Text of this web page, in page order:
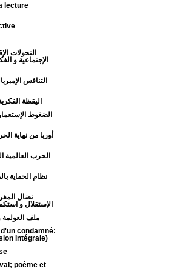
lecture
التحولات
الإجتماعية و
التنافس
اليقظة
الضغوط
أوربا من نهاية
نظام الحماية
نضال
الإستقلال و
ملف العولمة
condamné:
Intégrale)
poème et